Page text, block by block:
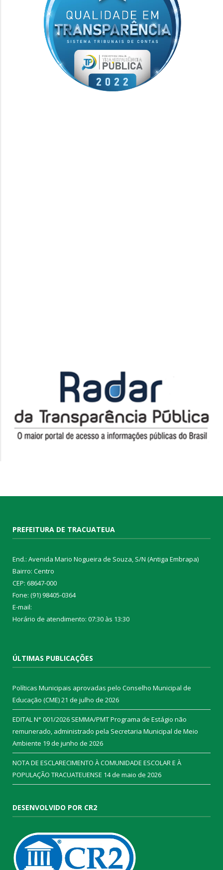
PREFEITURA DE TRACUATEUA
End.: Avenida Mario Nogueira de Souza, S/N (Antiga Embrapa)
Bairro: Centro
CEP: 68647-000
Fone: (91) 98405-0364
E-mail:
Horário de atendimento: 07:30 às 13:30
ÚLTIMAS PUBLICAÇÕES
Políticas Municipais aprovadas pelo Conselho Municipal de
Educação (CME)21 de julho de 2026
EDITAL N° 001/2026 SEMMA/PMT Programa de Estágio não
remunerado, administrado pela Secretaria Municipal de Meio
Ambiente 19 de junho de 2026
NOTA DE ESCLARECIMENTO À COMUNIDADE ESCOLAR E À
POPULAÇÃO TRACUATEUENSE 14 de maio de 2026
DESENVOLVIDO POR CR2